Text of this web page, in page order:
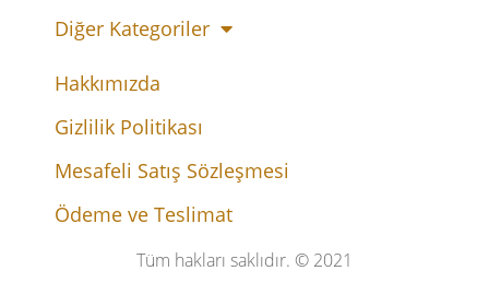
Diğer Kategoriler
Hakkımızda
Gizlilik Politikası
Mesafeli Satış Sözleşmesi
Ödeme ve Teslimat
Tüm hakları saklıdır. © 2021